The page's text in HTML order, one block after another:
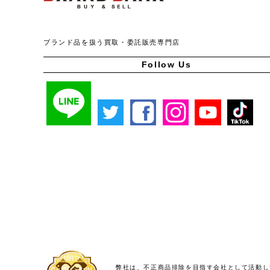
ブランド品を扱う買取・委託販売専門店
Follow Us
弊社は、不正商品排除を目指す会社として活動し